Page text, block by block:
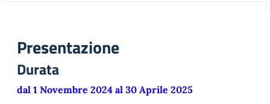
Presentazione
Durata
dal 1 Novembre 2024 al 30 Aprile 2025